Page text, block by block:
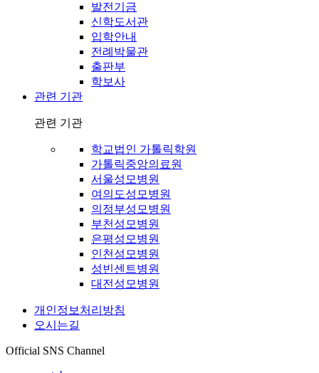
발전기금
신학도서관
입학안내
전례박물관
출판부
학보사
관련 기관
관련 기관
학교법인 가톨릭학원
가톨릭중앙의료원
서울성모병원
여의도성모병원
의정부성모병원
부천성모병원
은평성모병원
인천성모병원
성빈센트병원
대전성모병원
개인정보처리방침
오시는길
Official SNS Channel